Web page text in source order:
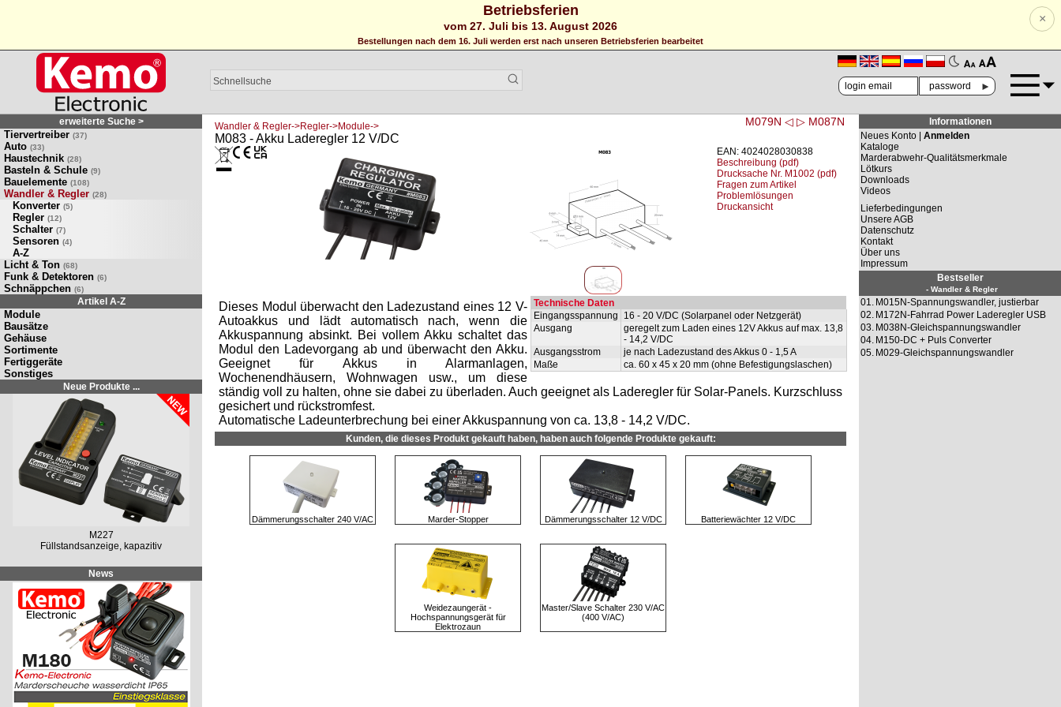
Betriebsferien
vom 27. Juli bis 13. August 2026
Bestellungen nach dem 16. Juli werden erst nach unseren Betriebsferien bearbeitet
×
🗛 🗚
►
erweiterte Suche >
Tiervertreiber (37)
Auto (33)
Haustechnik (28)
Basteln & Schule (9)
Bauelemente (108)
Wandler & Regler (28)
Konverter (5)
Regler (12)
Schalter (7)
Sensoren (4)
A-Z
Licht & Ton (68)
Funk & Detektoren (6)
Schnäppchen (6)
Artikel A-Z
Module
Bausätze
Gehäuse
Sortimente
Fertiggeräte
Sonstiges
Neue Produkte ...
M227
Füllstandsanzeige, kapazitiv
News
M079N ◁ ▷ M087N
Wandler & Regler->Regler->Module->
M083 - Akku Laderegler 12 V/DC
EAN: 4024028030838
Beschreibung (pdf)
Drucksache Nr. M1002 (pdf)
Fragen zum Artikel
Problemlösungen
Druckansicht
Technische Daten
Eingangsspannung
16 - 20 V/DC (Solarpanel oder Netzgerät)
Ausgang
geregelt zum Laden eines 12V Akkus auf max. 13,8
- 14,2 V/DC
Ausgangsstrom
je nach Ladezustand des Akkus 0 - 1,5 A
Maße
ca. 60 x 45 x 20 mm (ohne Befestigungslaschen)
Dieses Modul überwacht den Ladezustand eines 12 V-
Autoakkus und lädt automatisch nach, wenn die
Akkuspannung absinkt. Bei vollem Akku schaltet das
Modul den Ladevorgang ab und überwacht den Akku.
Geeignet für Akkus in Alarmanlagen,
Wochenendhäusern, Wohnwagen usw., um diese
ständig voll zu halten, ohne sie dabei zu überladen. Auch geeignet als Laderegler für Solar-Panels. Kurzschluss
gesichert und rückstromfest.
Automatische Ladeunterbrechung bei einer Akkuspannung von ca. 13,8 - 14,2 V/DC.
Kunden, die dieses Produkt gekauft haben, haben auch folgende Produkte gekauft:
Dämmerungsschalter 240 V/AC Marder-Stopper Dämmerungsschalter 12 V/DC Batteriewächter 12 V/DC
Weidezaungerät -
Hochspannungsgerät für
Elektrozaun
Master/Slave Schalter 230 V/AC
(400 V/AC)
Informationen
Neues Konto | Anmelden
Kataloge
Marderabwehr-Qualitätsmerkmale
Lötkurs
Downloads
Videos
Lieferbedingungen
Unsere AGB
Datenschutz
Kontakt
Über uns
Impressum
Bestseller
- Wandler & Regler
01. M015N-Spannungswandler, justierbar
02. M172N-Fahrrad Power Laderegler USB
03. M038N-Gleichspannungswandler
04. M150-DC + Puls Converter
05. M029-Gleichspannungswandler